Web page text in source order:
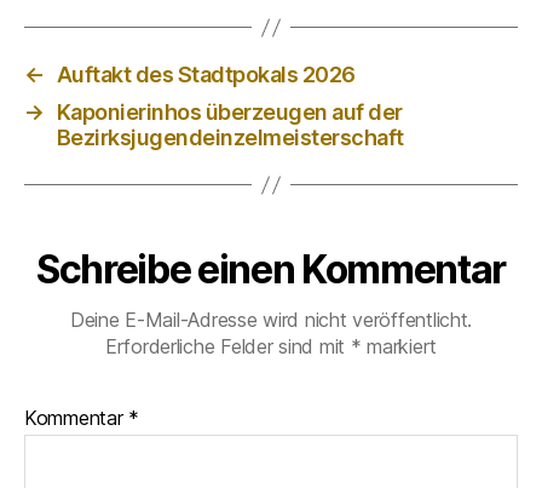
← Auftakt des Stadtpokals 2026
→
Kaponierinhos überzeugen auf der
Bezirksjugendeinzelmeisterschaft
Schreibe einen Kommentar
Deine E-Mail-Adresse wird nicht veröffentlicht.
Erforderliche Felder sind mit * markiert
Kommentar *